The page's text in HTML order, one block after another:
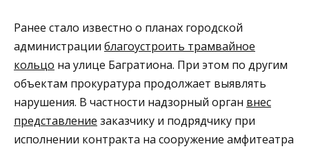
Ранее стало известно о планах городской
администрации благоустроить трамвайное
кольцо на улице Багратиона. При этом по другим
объектам прокуратура продолжает выявлять
нарушения. В частности надзорный орган внес
представление заказчику и подрядчику при
исполнении контракта на сооружение амфитеатра